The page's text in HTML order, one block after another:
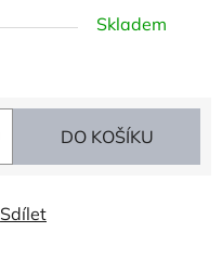
Skladem
DO KOŠÍKU
Sdílet